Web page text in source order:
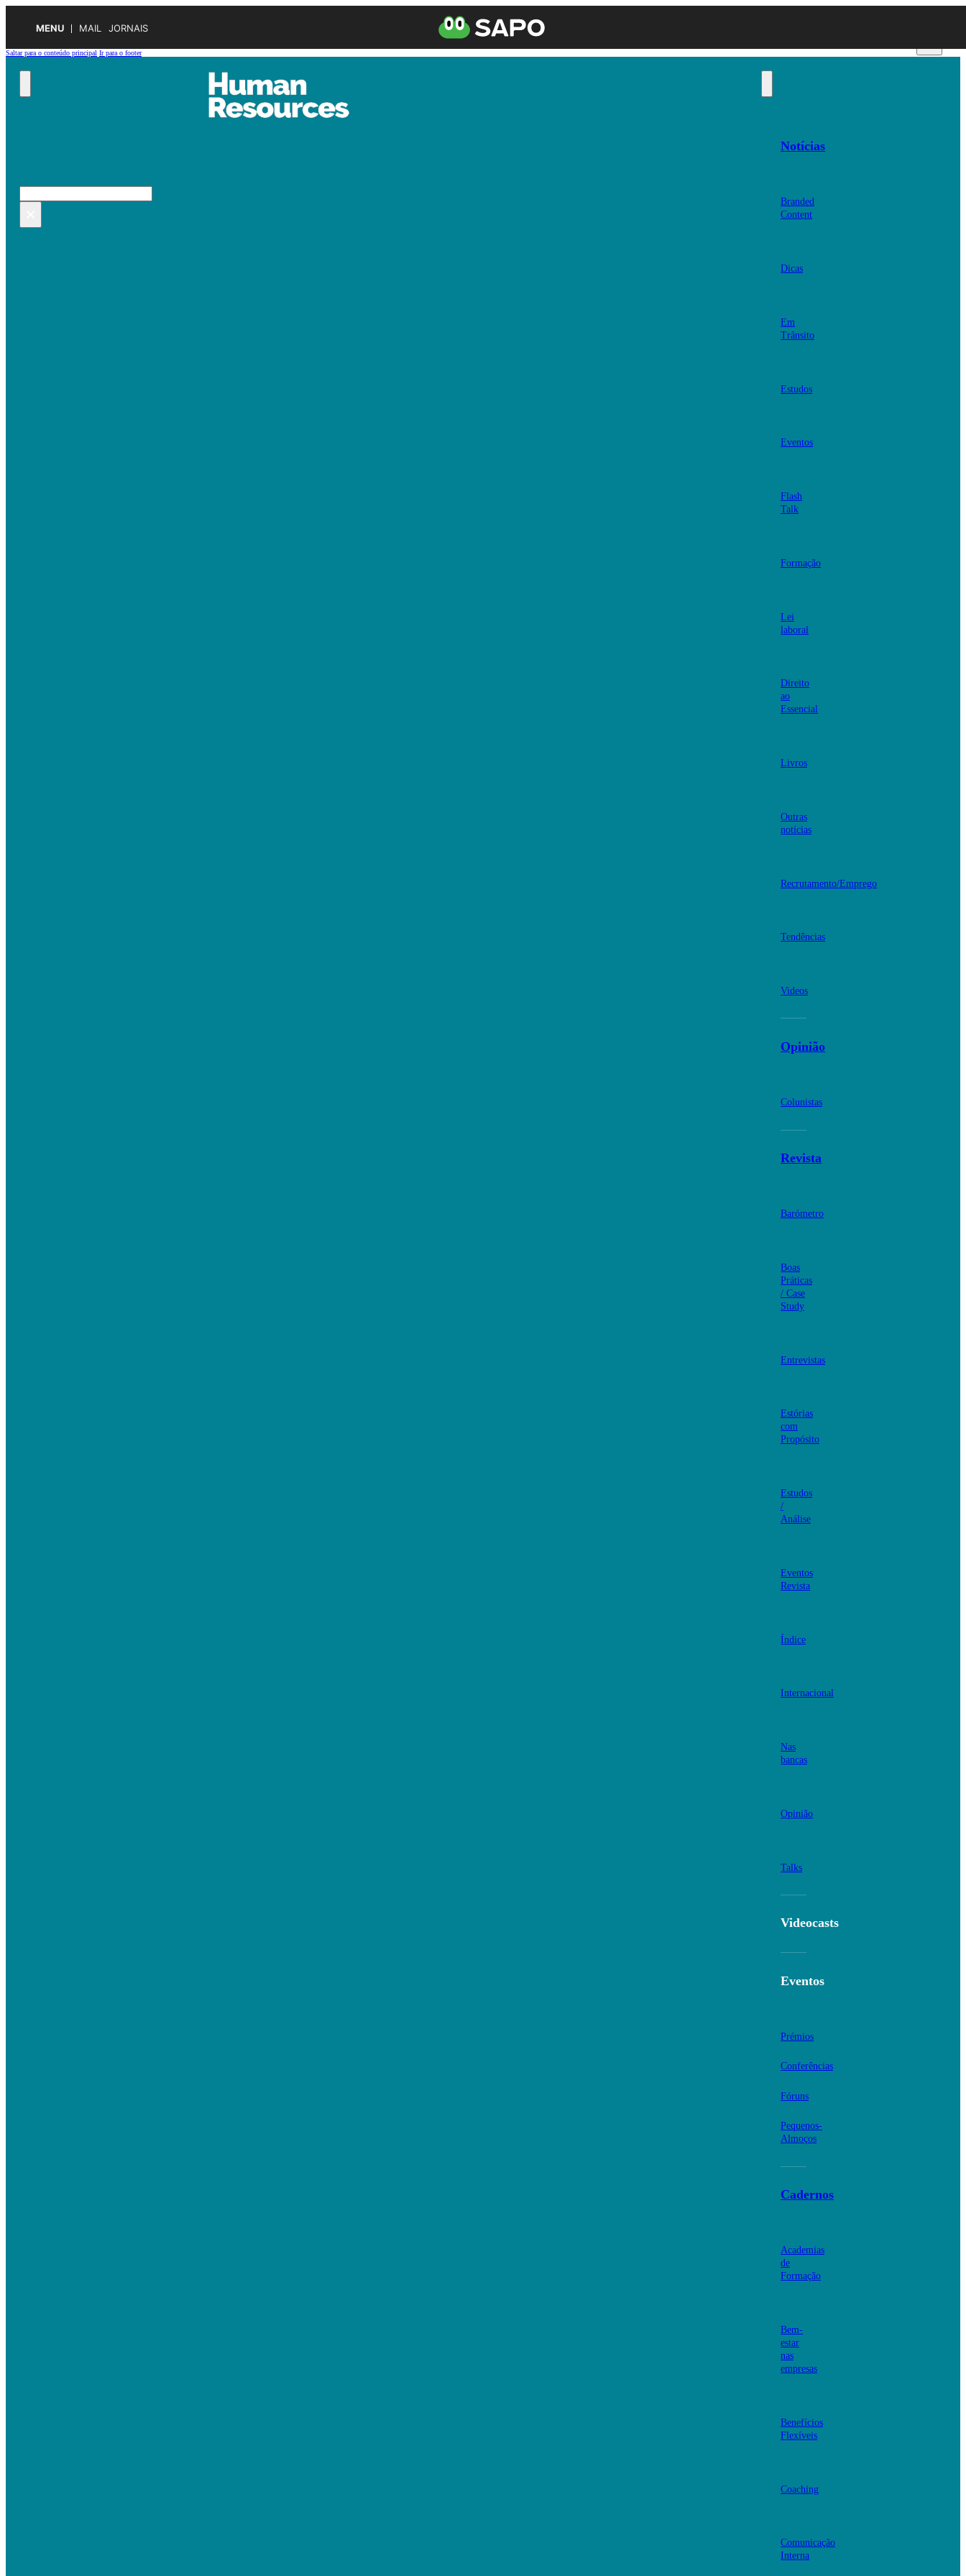
MENU MAIL JORNAIS
Saltar para o conteúdo principal Ir para o footer
Pesquisar
Notícias
Branded
Content
Dicas
Em
Trânsito
Estudos
Eventos
Flash
Talk
Formação
Lei
laboral
Direito
ao
Essencial
Livros
Outras
notícias
Recrutamento/Emprego
Tendências
Videos
Opinião
Colunistas
Revista
Barómetro
Boas
Práticas
/ Case
Study
Entrevistas
Estórias
com
Propósito
Estudos
/
Análise
Eventos
Revista
Índice
Internacional
Nas
bancas
Opinião
Talks
Videocasts
Eventos
Prémios
Conferências
Fóruns
Pequenos-
Almoços
Cadernos
Academias
de
Formação
Bem-
estar
nas
empresas
Benefícios
Flexíveis
Coaching
Comunicação
Interna